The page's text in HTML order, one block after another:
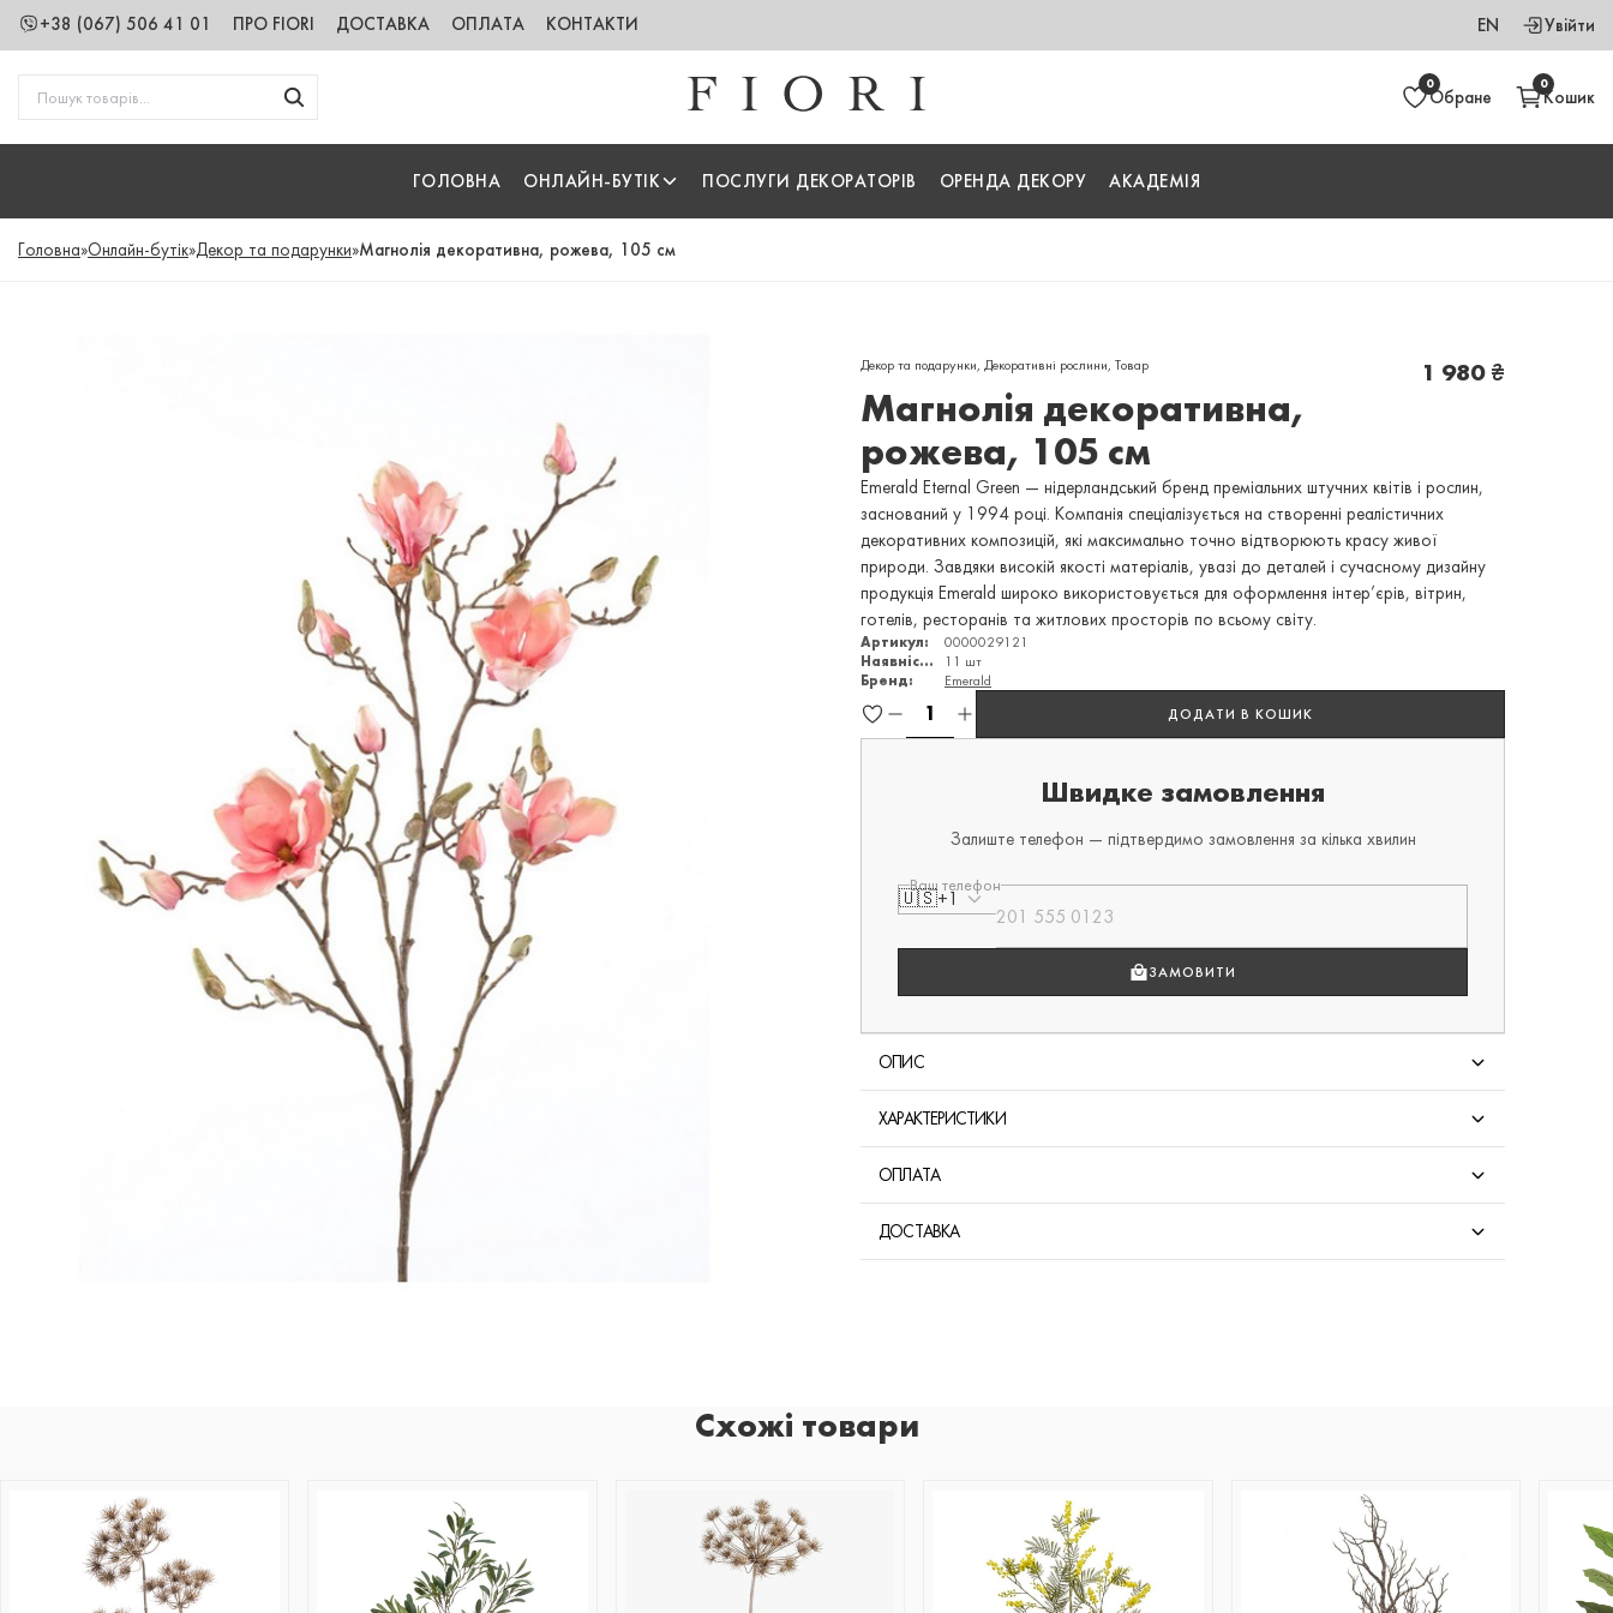
+38 (067) 506 41 01 ПРО FIORI ДОСТАВКА ОПЛАТА КОНТАКТИ EN Увійти
0
Обране
0
Кошик
ГОЛОВНА ОНЛАЙН-БУТІК ПОСЛУГИ ДЕКОРАТОРІВ ОРЕНДА ДЕКОРУ АКАДЕМІЯ
Головна»Онлайн-бутік»Декор та подарунки»Магнолія декоративна, рожева, 105 см
Декор та подарунки, Декоративні рослини, Товар
Магнолія декоративна,
рожева, 105 см
1 980₴
Emerald Eternal Green — нідерландський бренд преміальних штучних квітів і рослин,
заснований у 1994 році. Компанія спеціалізується на створенні реалістичних
декоративних композицій, які максимально точно відтворюють красу живої
природи. Завдяки високій якості матеріалів, увазі до деталей і сучасному дизайну
продукція Emerald широко використовується для оформлення інтер’єрів, вітрин,
готелів, ресторанів та житлових просторів по всьому світу.
Артикул:
0000029121
Наявність:
11 шт
Бренд:
Emerald
ДОДАТИ В КОШИК
Швидке замовлення
Залиште телефон — підтвердимо замовлення за кілька хвилин
Ваш телефон
🇺🇸+1
ЗАМОВИТИ
ОПИС
ХАРАКТЕРИСТИКИ
ОПЛАТА
ДОСТАВКА
Схожі товари